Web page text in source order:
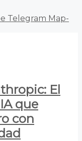
Telegram Map-
El
que
con